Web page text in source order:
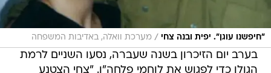
"חיפשנו עוגן". יפית ובנה צחי / מערכת וואלה, באדיבות המשפחה
בערב יום הזיכרון בשנה שעברה, נסעו השניים לרמת
הגולן כדי לפגוש את לוחמי פלחה"ן. "צחי הצטנע